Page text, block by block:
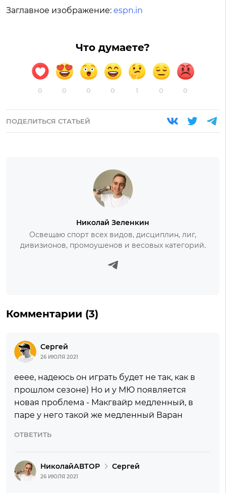
Заглавное изображение: espn.in
Что думаете?
0 0 0 0 1 0 0
ПОДЕЛИТЬСЯ СТАТЬЕЙ
Николай Зеленкин
Освещаю спорт всех видов, дисциплин, лиг,
дивизионов, промоушенов и весовых категорий.
Комментарии (3)
Сергей
26 ИЮЛЯ 2021
ееее, надеюсь он играть будет не так, как в
прошлом сезоне) Но и у МЮ появляется
новая проблема - Макгвайр медленный, в
паре у него такой же медленный Варан
ОТВЕТИТЬ
Николай Сергей
26 ИЮЛЯ 2021